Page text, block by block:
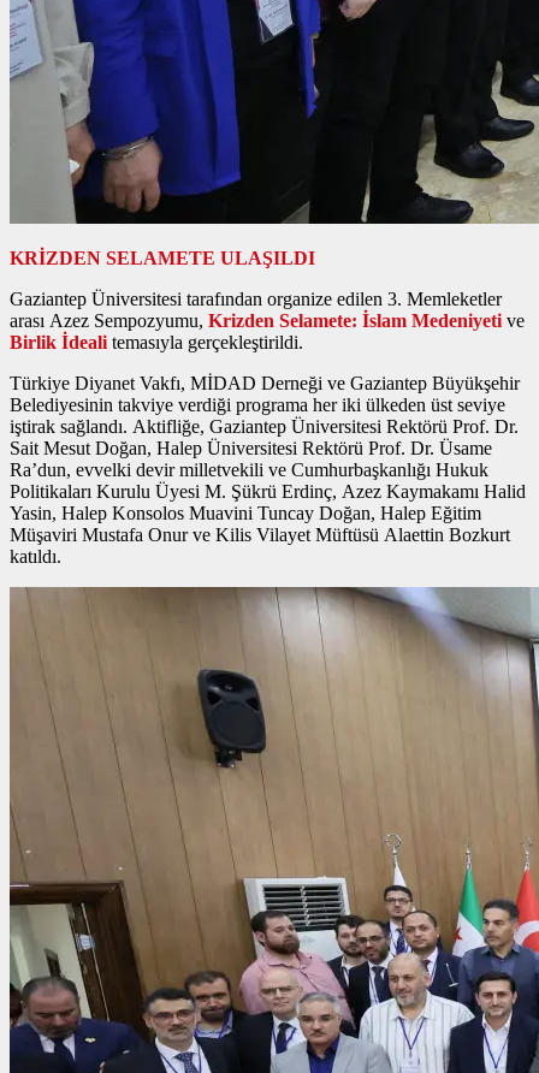
KRİZDEN SELAMETE ULAŞILDI
Gaziantep Üniversitesi tarafından organize edilen 3. Memleketler
arası Azez Sempozyumu, Krizden Selamete: İslam Medeniyeti ve
Birlik İdeali temasıyla gerçekleştirildi.
Türkiye Diyanet Vakfı, MİDAD Derneği ve Gaziantep Büyükşehir
Belediyesinin takviye verdiği programa her iki ülkeden üst seviye
iştirak sağlandı. Aktifliğe, Gaziantep Üniversitesi Rektörü Prof. Dr.
Sait Mesut Doğan, Halep Üniversitesi Rektörü Prof. Dr. Üsame
Ra’dun, evvelki devir milletvekili ve Cumhurbaşkanlığı Hukuk
Politikaları Kurulu Üyesi M. Şükrü Erdinç, Azez Kaymakamı Halid
Yasin, Halep Konsolos Muavini Tuncay Doğan, Halep Eğitim
Müşaviri Mustafa Onur ve Kilis Vilayet Müftüsü Alaettin Bozkurt
katıldı.